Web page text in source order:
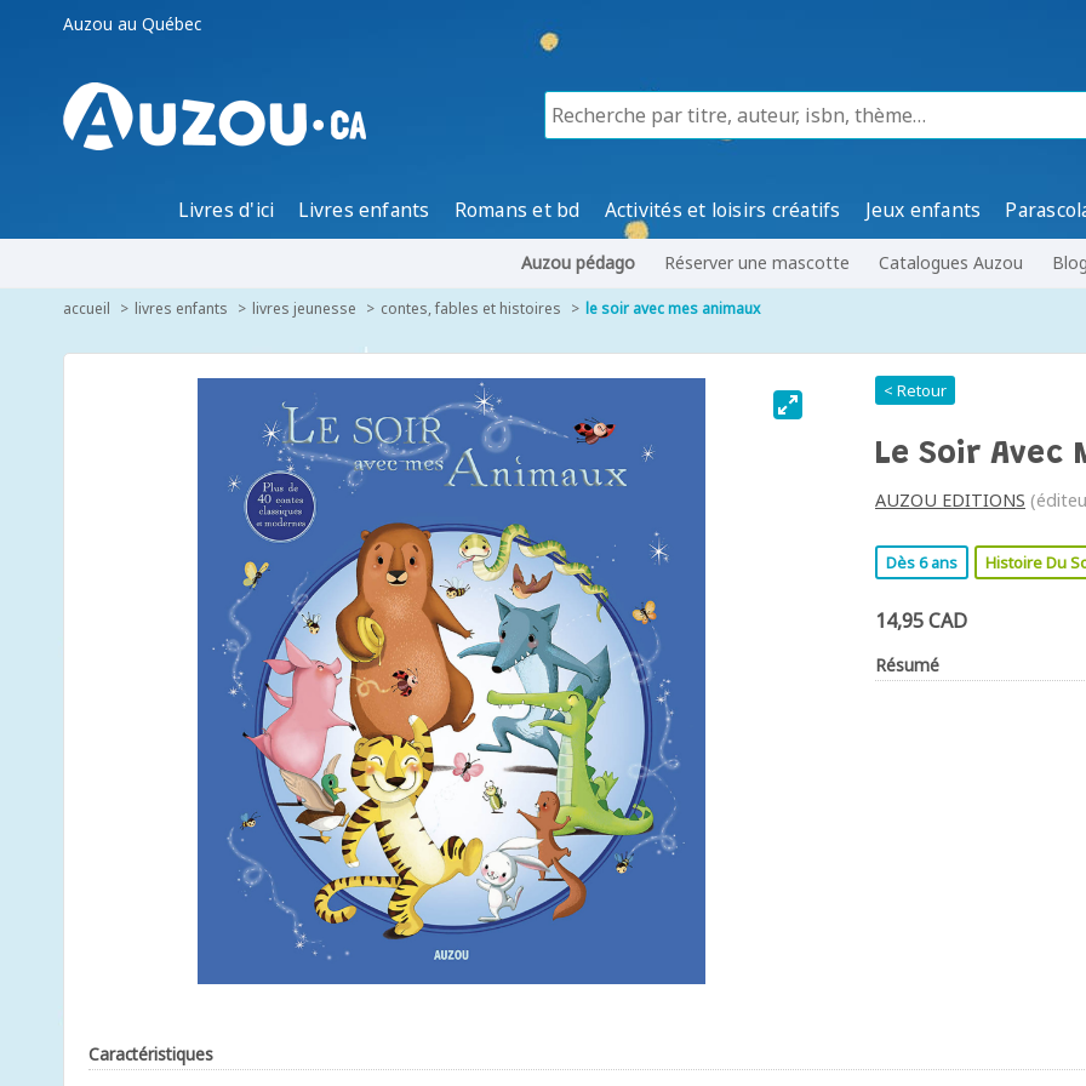
Auzou au Québec
Livres d'ici Livres enfants Romans et bd Activités et loisirs créatifs Jeux enfants
Auzou pédago Réserver une mascotte Catalogues Auzou
accueil livres enfants livres jeunesse contes, fables et histoires le soir avec mes animaux
< Retour
Le Soir Avec
AUZOU EDITIONS
Dès 6 ans Histoire Du
14,95 CAD
Résumé
Caractéristiques